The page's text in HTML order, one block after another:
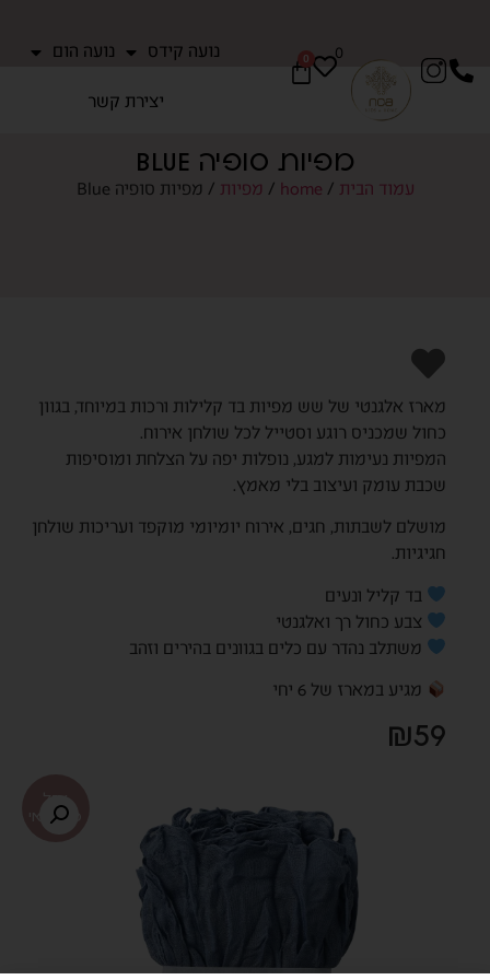
0
0 נועה קידס
נועה הום
יצירת קשר
מפיות סופיה Blue
עמוד הבית /
home
/ מפיות / מפיות סופיה Blue
מהמלאי
מארז אלגנטי של שש מפיות בד קלילות ורכות במיוחד, בגוון
כחול שמכניס רוגע וסטייל לכל שולחן אירוח.
המפיות נעימות למגע, נופלות יפה על הצלחת ומוסיפות
שכבת עומק ועיצוב בלי מאמץ.
מושלם לשבתות, חגים, אירוח יומיומי מוקפד ועריכות שולחן
חגיגיות.
בד קליל ונעים
צבע כחול רך ואלגנטי
משתלב נהדר עם כלים בגוונים בהירים וזהב
מגיע במארז של 6 יחי
₪59